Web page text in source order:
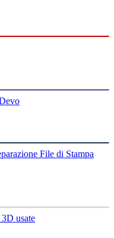
File di Stampa
usate